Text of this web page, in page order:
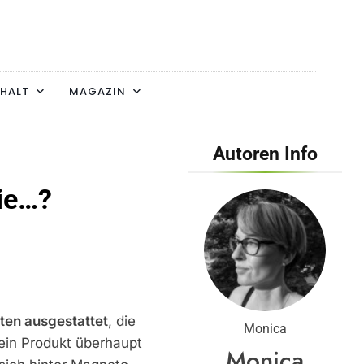
MAGAZIN
ausgestattet, die
Produkt überhaupt
Autoren Info
Monica